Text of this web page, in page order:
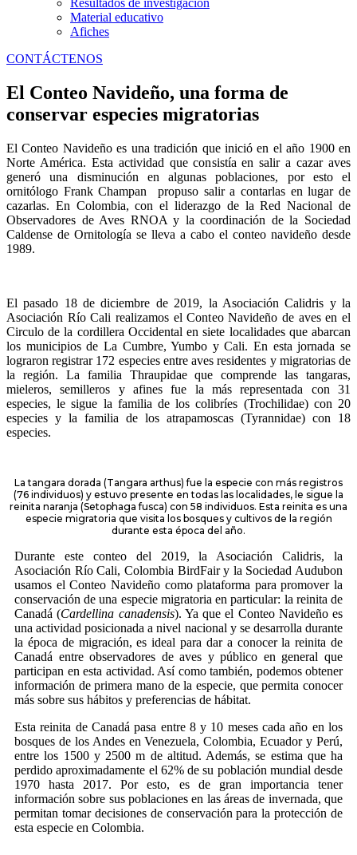
Resultados de investigación
Material educativo
Afiches
CONTÁCTENOS
El Conteo Navideño, una forma de
conservar especies migratorias
El Conteo Navideño es una tradición que inició en el año 1900 en
Norte América. Esta actividad que consistía en salir a cazar aves
generó una disminución en algunas poblaciones, por esto el
ornitólogo Frank Champan
propuso salir a contarlas en lugar de
cazarlas. En Colombia, con el liderazgo de la Red Nacional de
Observadores de Aves RNOA y la coordinación de la Sociedad
Caldense de Ornitología se lleva a cabo el conteo navideño desde
1989.
El pasado 18 de diciembre de 2019, la Asociación Calidris y la
Asociación Río Cali realizamos el Conteo Navideño de aves en el
Circulo de la cordillera Occidental en siete localidades que abarcan
los municipios de La Cumbre, Yumbo y Cali. En esta jornada se
lograron registrar 172 especies entre aves residentes y migratorias de
la región. La familia Thraupidae que comprende las tangaras,
mieleros, semilleros y afines fue la más representada con 31
especies, le sigue la familia de los colibríes (Trochilidae) con 20
especies y la familia de los atrapamoscas (Tyrannidae) con 18
especies.
La tangara dorada (Tangara arthus) fue la especie con más registros
(76 individuos) y estuvo presente en todas las localidades, le sigue la
reinita naranja (Setophaga fusca) con 58 individuos. Esta reinita es una
especie migratoria que visita los bosques y cultivos de la región
durante esta época del año.
Durante este conteo del 2019, la Asociación Calidris, la
Asociación Río Cali, Colombia BirdFair y la Sociedad Audubon
usamos el Conteo Navideño como plataforma para promover la
conservación de una especie migratoria en particular: la reinita de
Canadá (Cardellina canadensis). Ya que el Conteo Navideño es
una actividad posicionada a nivel nacional y se desarrolla durante
la época de migración, es ideal para dar a conocer la reinita de
Canadá entre observadores de aves y público en general que
participan en esta actividad. Así como también, podemos obtener
información de primera mano de la especie, que permita conocer
más sobre sus hábitos y preferencias de hábitat.
Esta reinita de Canadá pasa entre 8 y 10 meses cada año en los
bosques de los Andes en Venezuela, Colombia, Ecuador y Perú,
entre los 1500 y 2500 m de altitud. Además, se estima que ha
perdido aproximadamente el 62% de su población mundial desde
1970 hasta 2017. Por esto, es de gran importancia tener
información sobre sus poblaciones en las áreas de invernada, que
permitan tomar decisiones de conservación para la protección de
esta especie en Colombia.